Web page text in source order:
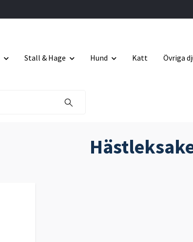
Stall & Hage Hund Katt Övriga